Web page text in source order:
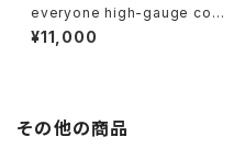
everyone high-gauge cott
on no sleeve tee shirt (BL
ACK)
¥11,000
その他の商品